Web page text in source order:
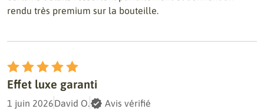
rendu très premium sur la bouteille.
Effet luxe garanti
1 juin 2026David O. Avis vérifié